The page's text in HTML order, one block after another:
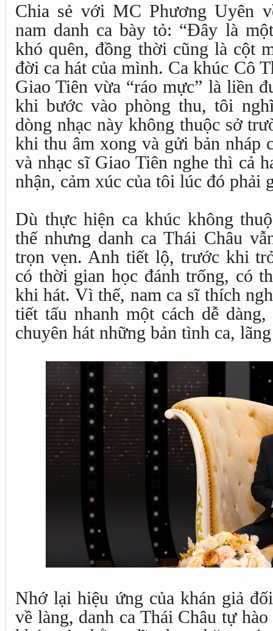
Chia sẻ với MC Phương Uyên
nam danh ca bày tỏ: “Đây là
khó quên, đồng thời cũng là cột
đời ca hát của mình. Ca khúc Cô
Giao Tiên vừa “ráo mực” là liền
khi bước vào phòng thu, tôi
dòng nhạc này không thuộc sở
khi thu âm xong và gửi bản nháp
và nhạc sĩ Giao Tiên nghe thì cả
nhận, cảm xúc của tôi lúc đó phải
Dù thực hiện ca khúc không
thế nhưng danh ca Thái Châu
trọn vẹn. Anh tiết lộ, trước khi
có thời gian học đánh trống, có
khi hát. Vì thế, nam ca sĩ thích
tiết tấu nhanh một cách dễ
chuyên hát những bản tình ca,
Nhớ lại hiệu ứng của khán giả
về làng, danh ca Thái Châu tự